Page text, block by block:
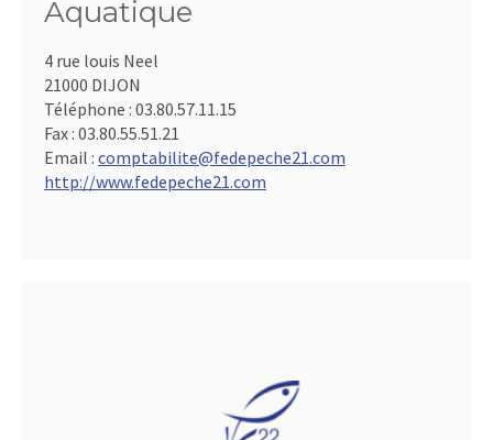
Aquatique
4 rue louis Neel
21000 DIJON
Téléphone : 03.80.57.11.15
Fax : 03.80.55.51.21
Email : comptabilite@fedepeche21.com
http://www.fedepeche21.com